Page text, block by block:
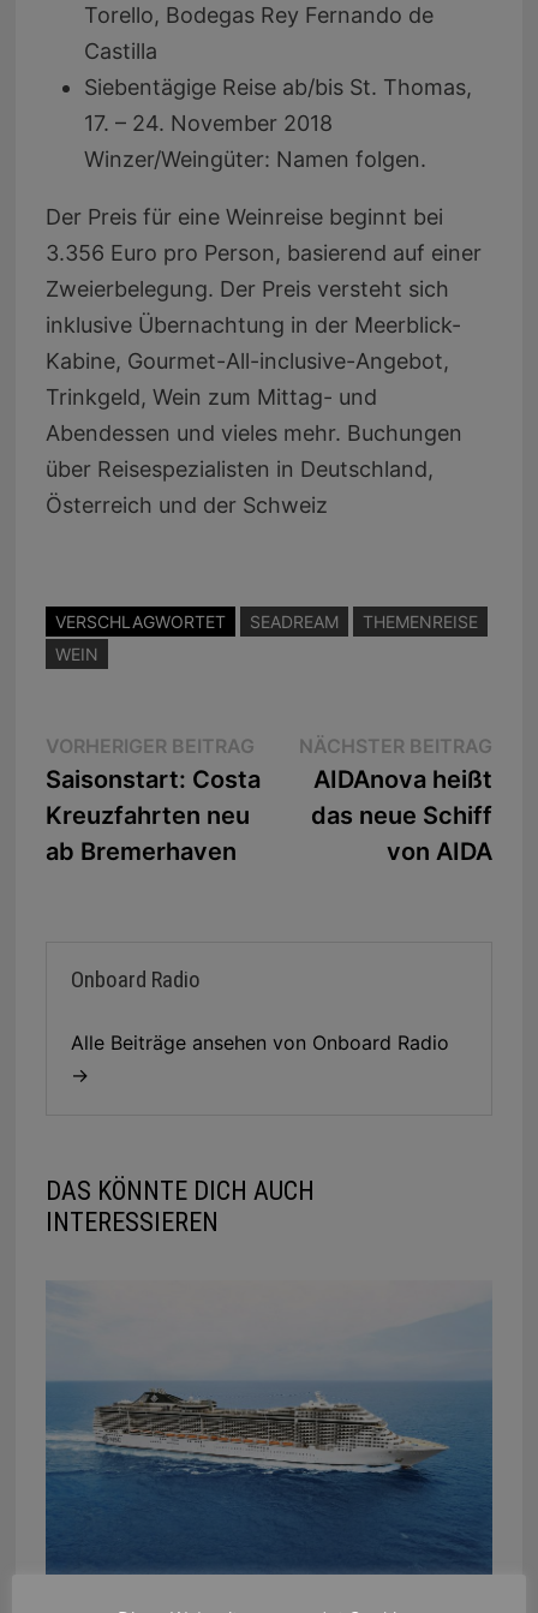
Torello, Bodegas Rey Fernando de
Castilla
Siebentägige Reise ab/bis St. Thomas,
17. – 24. November 2018
Winzer/Weingüter: Namen folgen.
Der Preis für eine Weinreise beginnt bei
3.356 Euro pro Person, basierend auf einer
Zweierbelegung. Der Preis versteht sich
inklusive Übernachtung in der Meerblick-
Kabine, Gourmet-All-inclusive-Angebot,
Trinkgeld, Wein zum Mittag- und
Abendessen und vieles mehr. Buchungen
über Reisespezialisten in Deutschland,
Österreich und der Schweiz
VERSCHLAGWORTET SEADREAM
THEMENREISE
WEIN
Beitragsnavigation
VORHERIGER BEITRAGVorheriger
Beitrag:
Saisonstart: Costa
Kreuzfahrten neu
ab Bremerhaven
NÄCHSTER BEITRAG
AIDAnova heißt
das neue Schiff
von AIDA
Onboard Radio
Alle Beiträge ansehen von Onboard Radio
→
DAS KÖNNTE DICH AUCH
INTERESSIEREN